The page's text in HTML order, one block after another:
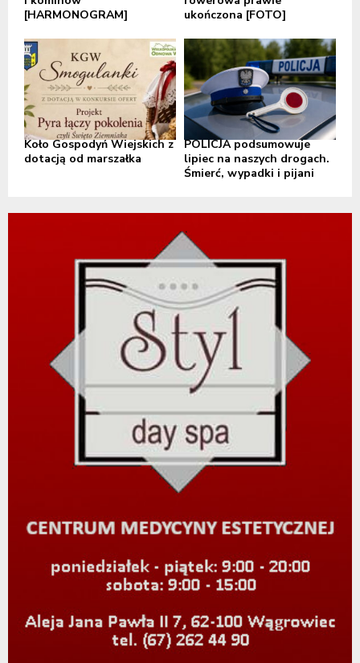
[HARMONOGRAM]
ukończona [FOTO]
Koło Gospodyń Wiejskich z
dotacją od marszałka
POLICJA podsumowuje
lipiec na naszych drogach.
Śmierć, wypadki i pijani